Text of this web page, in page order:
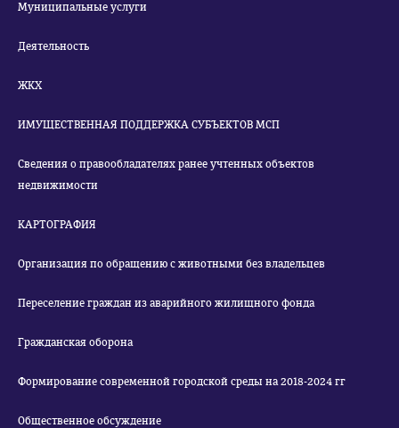
Муниципальные услуги
Деятельность
ЖКХ
ИМУЩЕСТВЕННАЯ ПОДДЕРЖКА СУБЪЕКТОВ МСП
Сведения о правообладателях ранее учтенных объектов
недвижимости
КАРТОГРАФИЯ
Организация по обращению с животными без владельцев
Переселение граждан из аварийного жилищного фонда
Гражданская оборона
Формирование современной городской среды на 2018-2024 гг
Общественное обсуждение